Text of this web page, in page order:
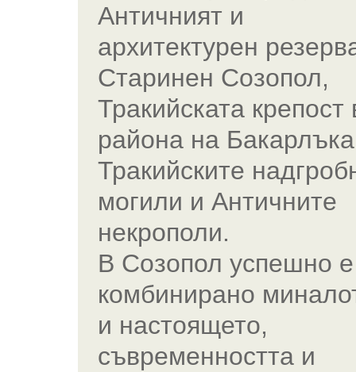
Античният и
архитектурен
Старинен Созопол,
Тракийската крепост
района на
Тракийските
могили и Античните
некрополи.
В Созопол успешно е
комбинирано
и настоящето,
съвременността и